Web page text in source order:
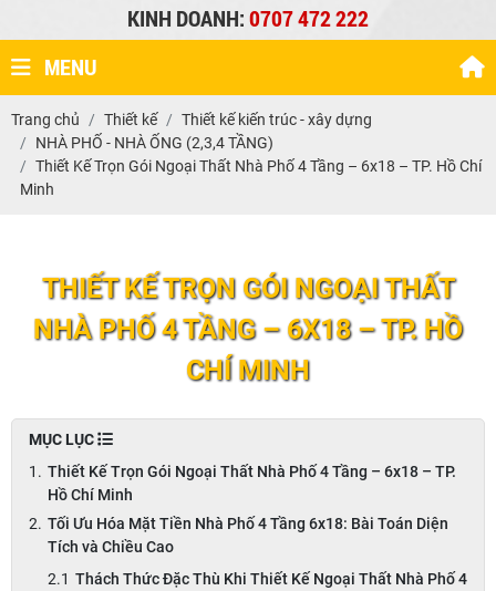
KINH DOANH:0707 472 222
MENU
Trang chủ Thiết kế
Thiết kế kiến trúc - xây dựng
NHÀ PHỐ - NHÀ ỐNG (2,3,4 TẦNG)
Thiết Kế Trọn Gói Ngoại Thất Nhà Phố 4 Tầng – 6x18 – TP. Hồ Chí
Minh
THIẾT KẾ TRỌN GÓI NGOẠI THẤT
NHÀ PHỐ 4 TẦNG – 6X18 – TP. HỒ
CHÍ MINH
MỤC LỤC
Thiết Kế Trọn Gói Ngoại Thất Nhà Phố 4 Tầng – 6x18 – TP.
Hồ Chí Minh
Tối Ưu Hóa Mặt Tiền Nhà Phố 4 Tầng 6x18: Bài Toán Diện
Tích và Chiều Cao
Thách Thức Đặc Thù Khi Thiết Kế Ngoại Thất Nhà Phố 4